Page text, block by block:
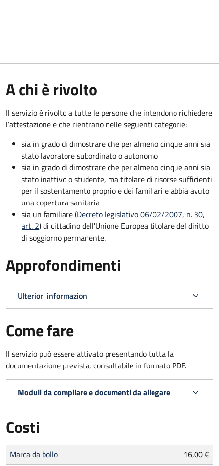
A chi è rivolto
Il servizio è rivolto a tutte le persone che intendono richiedere
l’attestazione e che rientrano nelle seguenti categorie:
sia in grado di dimostrare che per almeno cinque anni sia
stato lavoratore subordinato o autonomo
sia in grado di dimostrare che per almeno cinque anni sia
stato inattivo o studente, ma titolare di risorse sufficienti
per il sostentamento proprio e dei familiari e abbia avuto
una copertura sanitaria
sia un familiare (Decreto legislativo 06/02/2007, n. 30,
art. 2) di cittadino dell'Unione Europea titolare del diritto
di soggiorno permanente.
Approfondimenti
Ulteriori informazioni
Come fare
Il servizio può essere attivato presentando tutta la
documentazione prevista, consultabile in formato PDF.
Moduli da compilare e documenti da allegare
Costi
Tipo di pagamento
Importo
Marca da bollo 16,00 €